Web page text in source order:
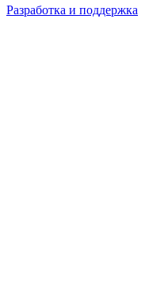
Разработка и поддержка